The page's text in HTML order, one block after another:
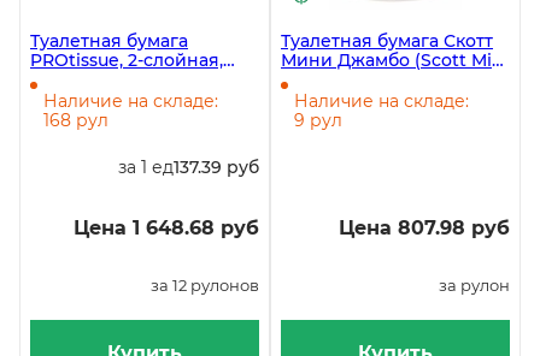
Туалетная бумага
PROtissue, 2-слойная,
белая, с тиснением, 120
метров, 12 рулонов в
упаковке
Наличие на складе:
168 рул
за 1 ед137.39 руб
Цена 1 648.68 руб
за 12 рулонов
Туалетная бумага Скотт
Мини Джамбо (Scott Mini
Jumbo), 2-слойная, 200
метров, втулка 7,5 см,
белая, 12 рулонов
Наличие на складе:
9 рул
Цена 807.98 руб
за рулон